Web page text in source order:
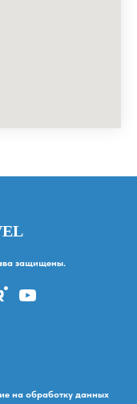
защищены.
на обработку данных